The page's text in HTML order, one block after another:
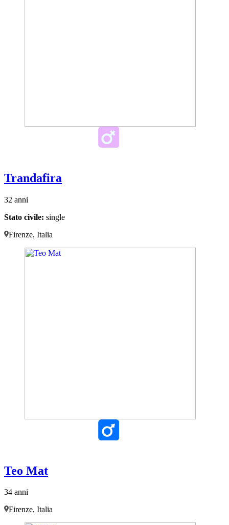
Trandafira
32 anni
Stato civile: single
Firenze, Italia
Teo Mat
34 anni
Firenze, Italia